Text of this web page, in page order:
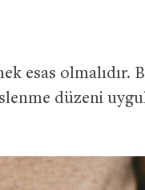
esas olmalıdır.
düzeni